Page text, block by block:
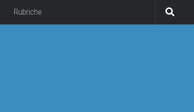
Rubriche